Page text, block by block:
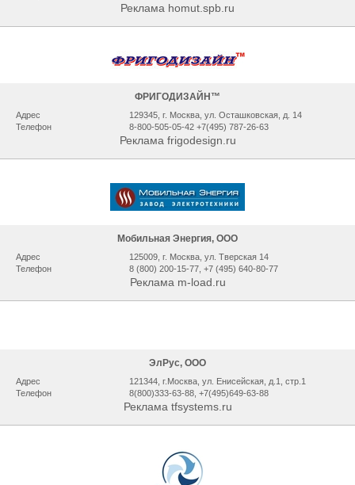
Реклама homut.spb.ru
ФРИГОДИЗАЙН™
Адрес
129345, г. Москва, ул. Осташковская, д. 14
Телефон
8-800-505-05-42 +7(495) 787-26-63
Реклама frigodesign.ru
Мобильная Энергия, ООО
Адрес
125009, г. Москва, ул. Тверская 14
Телефон
8 (800) 200-15-77, +7 (495) 640-80-77
Реклама m-load.ru
ЭлРус, ООО
Адрес
121344, г.Москва, ул. Енисейская, д.1, стр.1
Телефон
8(800)333-63-88, +7(495)649-63-88
Реклама tfsystems.ru